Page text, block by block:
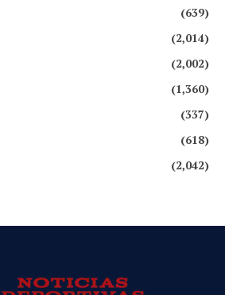
(639)
(2,014)
(2,002)
(1,360)
(337)
(618)
(2,042)